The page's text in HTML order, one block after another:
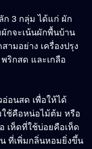
ก 3 กลุ่ม ได้แก่ ผัก
ผักจะเน้นผักพื้นบ้าน
ามอย่าง เครื่องปรุง
ริกสด และเกลือ
อ่อนสด เพื่อให้ได้
ช้คือหน่อไม้ต้ม หรือ
เห็ดที่ใช้บ่อยคือเห็ด
ที่เพิ่มกลิ่นหอมยิ่งขึ้น